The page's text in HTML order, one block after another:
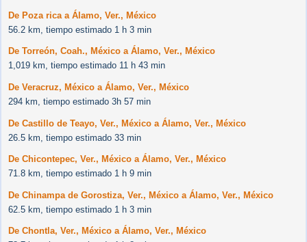
De Poza rica a Álamo, Ver., México
56.2 km, tiempo estimado 1 h 3 min
De Torreón, Coah., México a Álamo, Ver., México
1,019 km, tiempo estimado 11 h 43 min
De Veracruz, México a Álamo, Ver., México
294 km, tiempo estimado 3h 57 min
De Castillo de Teayo, Ver., México a Álamo, Ver., México
26.5 km, tiempo estimado 33 min
De Chicontepec, Ver., México a Álamo, Ver., México
71.8 km, tiempo estimado 1 h 9 min
De Chinampa de Gorostiza, Ver., México a Álamo, Ver., México
62.5 km, tiempo estimado 1 h 3 min
De Chontla, Ver., México a Álamo, Ver., México